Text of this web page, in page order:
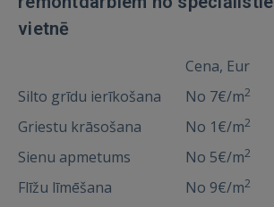
vietnē
Cena, Eur
Silto grīdu ierīkošana
No 7€/m2
Griestu krāsošana No 1€/m2
Sienu apmetums No 5€/m2
Flīžu līmēšana No 9€/m2